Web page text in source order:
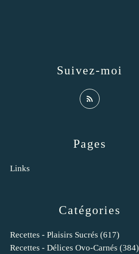
Catégories
Recettes - Plaisirs Sucrés (617)
Recettes - Délices Ovo-Carnés (384)
Pages
Links
Suivez-moi